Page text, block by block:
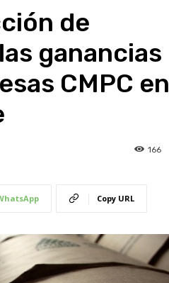
de
ganancias
CMPC en
166
Copy URL